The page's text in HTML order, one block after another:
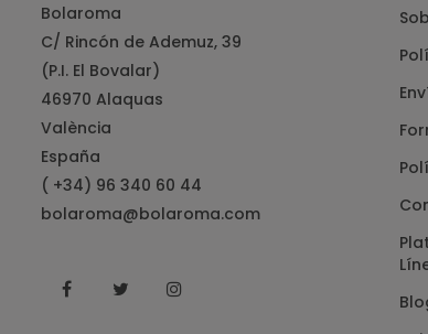
Bolaroma
C/ Rincón de Ademuz, 39
(P.I. El Bovalar)
46970 Alaquas
València
España
( +34) 96 340 60 44
bolaroma@bolaroma.com
FacebookTwitter